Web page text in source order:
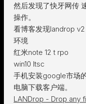
然后发现了快牙网传
操作。
看博客发现landrop v2
环境
红米note 12 t rpo
win10 ltsc
手机安装google市场
电脑下载客户端。
LANDrop - Drop any